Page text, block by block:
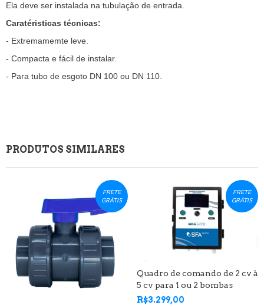
Ela deve ser instalada na tubulação de entrada.
Caratéristicas técnicas:
- Extremamemte leve.
- Compacta e fácil de instalar.
- Para tubo de esgoto DN 100 ou DN 110.
PRODUTOS SIMILARES
FRETE
GRÁTIS
FRETE
GRÁTIS
Quadro de comando de 2 cv à
5 cv para 1 ou 2 bombas
R$3.299,00